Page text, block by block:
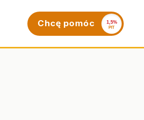
Chcę pomóc
PIT